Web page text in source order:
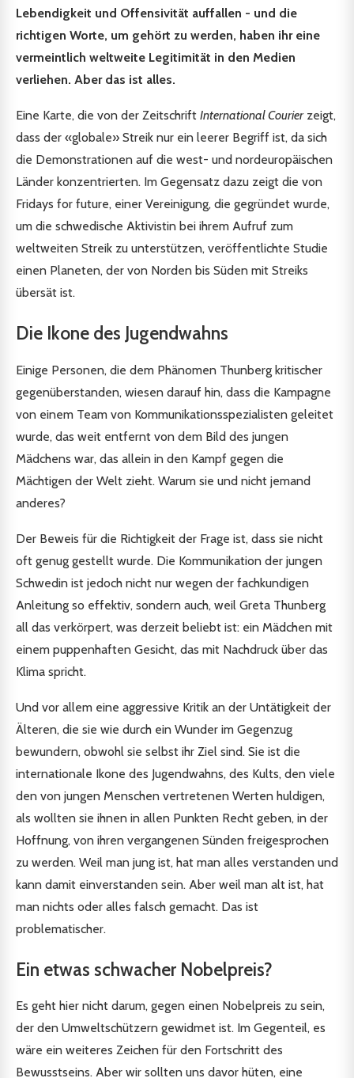
Lebendigkeit und Offensivität auffallen - und die
richtigen Worte, um gehört zu werden, haben ihr eine
vermeintlich weltweite Legitimität in den Medien
verliehen. Aber das ist alles.
Eine Karte, die von der Zeitschrift International Courierzeigt,
dass der «globale» Streik nur ein leerer Begriff ist, da sich
die Demonstrationen auf die west- und nordeuropäischen
Länder konzentrierten. Im Gegensatz dazu zeigt die von
Fridays for future, einer Vereinigung, die gegründet wurde,
um die schwedische Aktivistin bei ihrem Aufruf zum
weltweiten Streik zu unterstützen, veröffentlichte Studie
einen Planeten, der von Norden bis Süden mit Streiks
übersät ist.
Die Ikone des Jugendwahns
Einige Personen, die dem Phänomen Thunberg kritischer
gegenüberstanden, wiesen darauf hin, dass die Kampagne
von einem Team von Kommunikationsspezialisten geleitet
wurde, das weit entfernt von dem Bild des jungen
Mädchens war, das allein in den Kampf gegen die
Mächtigen der Welt zieht. Warum sie und nicht jemand
anderes?
Der Beweis für die Richtigkeit der Frage ist, dass sie nicht
oft genug gestellt wurde. Die Kommunikation der jungen
Schwedin ist jedoch nicht nur wegen der fachkundigen
Anleitung so effektiv, sondern auch, weil Greta Thunberg
all das verkörpert, was derzeit beliebt ist: ein Mädchen mit
einem puppenhaften Gesicht, das mit Nachdruck über das
Klima spricht.
Und vor allem eine aggressive Kritik an der Untätigkeit der
Älteren, die sie wie durch ein Wunder im Gegenzug
bewundern, obwohl sie selbst ihr Ziel sind. Sie ist die
internationale Ikone des Jugendwahns, des Kults, den viele
den von jungen Menschen vertretenen Werten huldigen,
als wollten sie ihnen in allen Punkten Recht geben, in der
Hoffnung, von ihren vergangenen Sünden freigesprochen
zu werden. Weil man jung ist, hat man alles verstanden und
kann damit einverstanden sein. Aber weil man alt ist, hat
man nichts oder alles falsch gemacht. Das ist
problematischer.
Ein etwas schwacher Nobelpreis?
Es geht hier nicht darum, gegen einen Nobelpreis zu sein,
der den Umweltschützern gewidmet ist. Im Gegenteil, es
wäre ein weiteres Zeichen für den Fortschritt des
Bewusstseins. Aber wir sollten uns davor hüten, eine